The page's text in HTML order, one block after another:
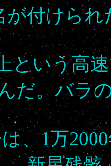
が付けられ
という高
だ。バラ
、1万